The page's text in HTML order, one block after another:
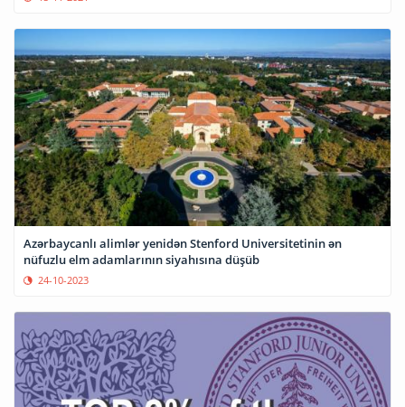
Azərbaycanlı alimlər yenidən Stenford Universitetinin ən
nüfuzlu elm adamlarının siyahısına düşüb
24-10-2023